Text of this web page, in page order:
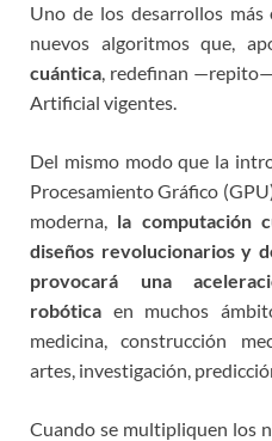
Uno de los desarrollos más
nuevos algoritmos que,
cuántica, redefinan
Artificial vigentes.
Del mismo modo que la
Procesamiento Gráfico
moderna, la computación
diseños revolucionarios y
provocará una
robótica en muchos
medicina, construcción
artes, investigación,
Cuando se multipliquen los